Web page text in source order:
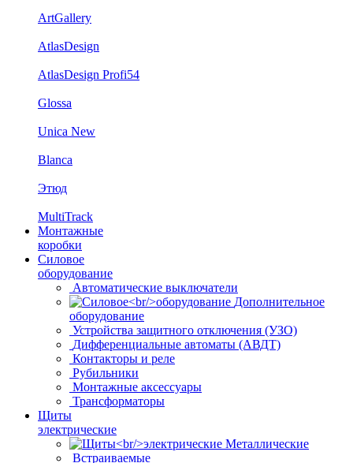
ArtGallery
AtlasDesign
AtlasDesign Profi54
Glossa
Unica New
Blanca
Этюд
MultiTrack
Монтажные
коробки
Силовое
оборудование
Автоматические выключатели
Дополнительное
оборудование
Устройства защитного отключения (УЗО)
Дифференциальные автоматы (АВДТ)
Контакторы и реле
Рубильники
Монтажные аксессуары
Трансформаторы
Щиты
электрические
Металлические
Встраиваемые